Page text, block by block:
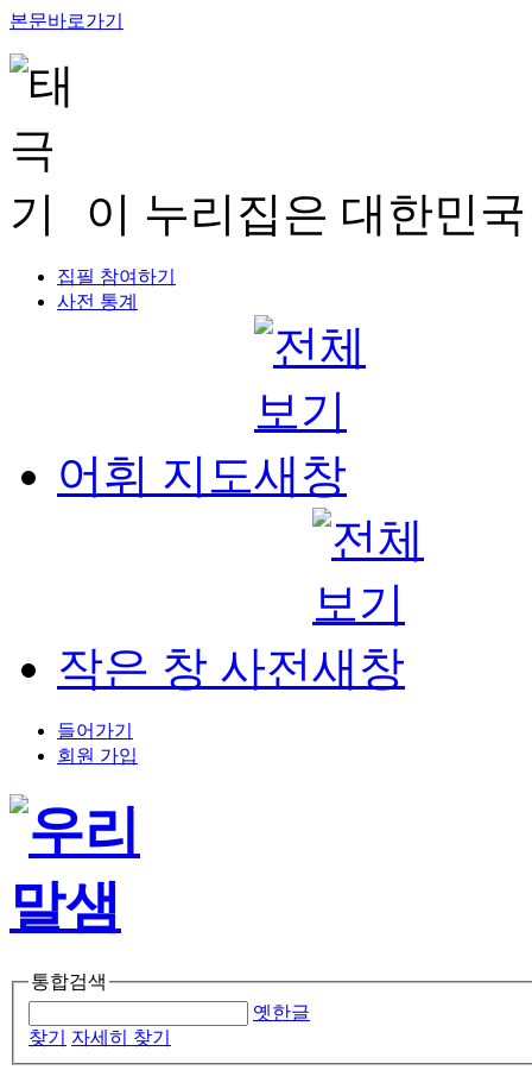
본문바로가기
이 누리집은 대한민
집필 참여하기
사전 통계
어휘 지도
작은 창 사전
들어가기
회원 가입
통합검색
옛한글
찾기
자세히 찾기